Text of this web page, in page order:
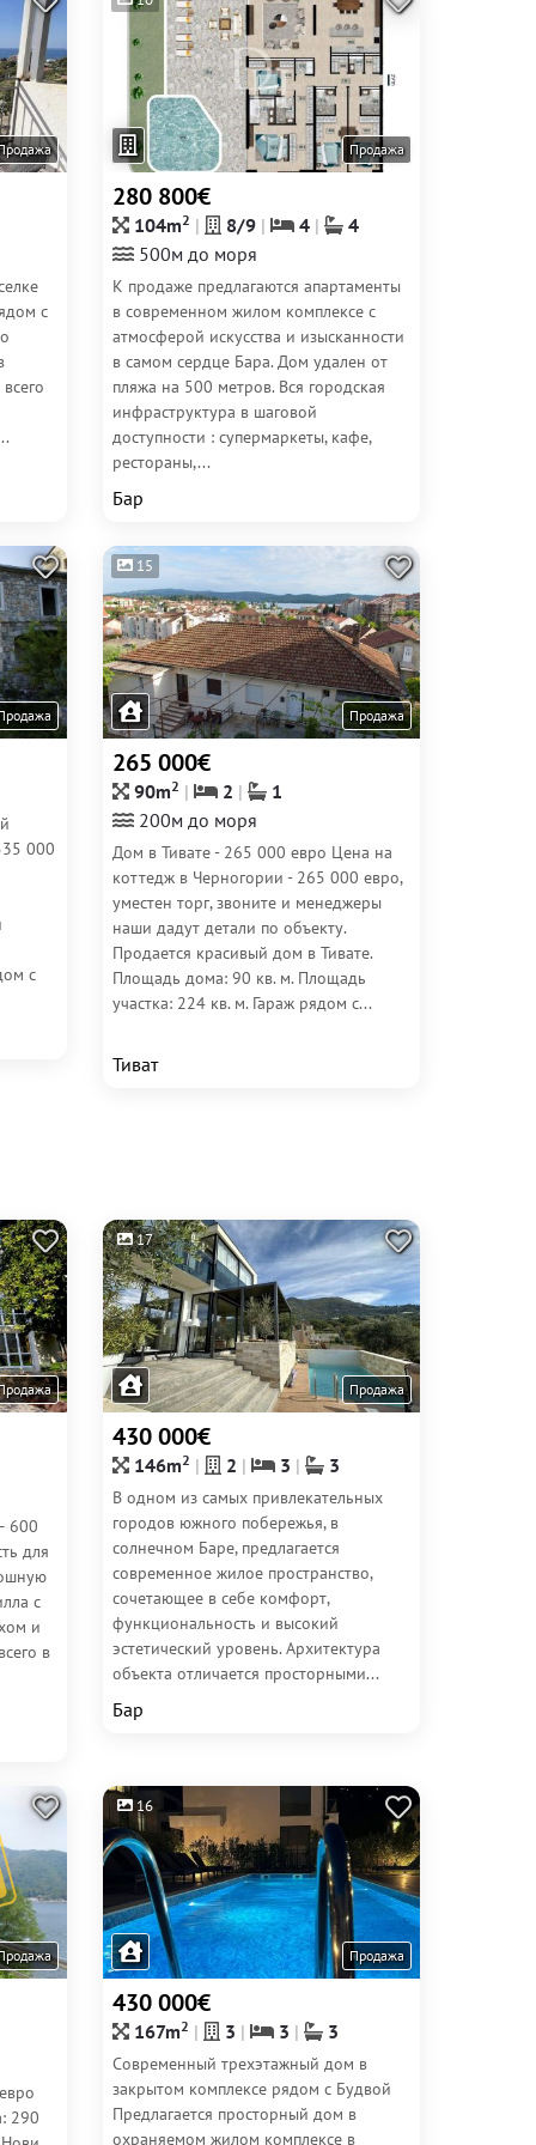
с
Продажа
280 800€
104m2 8/9 4
4
500м до моря
К продаже предлагаются апартаменты
в современном жилом комплексе с
атмосферой искусства и изысканности
в самом сердце Бара. Дом удален от
пляжа на 500 метров. Вся городская
инфраструктура в шаговой
доступности : супермаркеты, кафе,
рестораны,...
Бар
000
с
15
Продажа
265 000€
90m2 2
1
200м до моря
Дом в Тивате - 265 000 евро Цена на
коттедж в Черногории - 265 000 евро,
уместен торг, звоните и менеджеры
наши дадут детали по объекту.
Продается красивый дом в Тивате.
Площадь дома: 90 кв. м. Площадь
участка: 224 кв. м. Гараж рядом с...
Тиват
600
для
с
и
в
17
Продажа
430 000€
146m2 2 3 3
В одном из самых привлекательных
городов южного побережья, в
солнечном Баре, предлагается
современное жилое пространство,
сочетающее в себе комфорт,
функциональность и высокий
эстетический уровень. Архитектура
объекта отличается просторными...
Бар
290
16
Продажа
430 000€
167m2 3 3 3
Современный трехэтажный дом в
закрытом комплексе рядом с Будвой
Предлагается просторный дом в
охраняемом жилом комплексе в